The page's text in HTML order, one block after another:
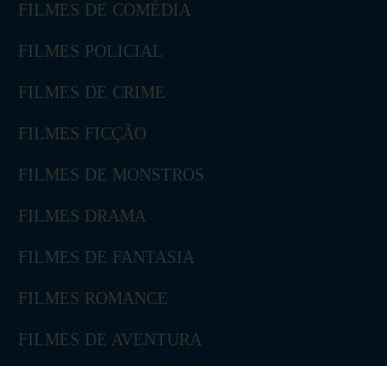
FILMES DE COMÉDIA
FILMES POLICIAL
FILMES DE CRIME
FILMES FICÇÃO
FILMES DE MONSTROS
FILMES DRAMA
FILMES DE FANTASIA
FILMES ROMANCE
FILMES DE AVENTURA